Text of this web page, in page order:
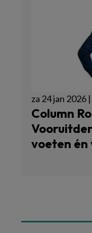
za 24 jan 2026
Column
voeten